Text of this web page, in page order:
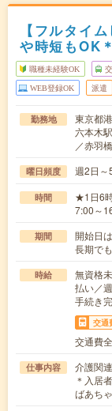
【フルタイ
や時短もOK
職種未経験OK
WEB登録OK 派遣
勤務地
東京都
六本木
／赤羽
曜日頻度 週2日
時間
★1日6
7:00～
期間
開始日
長期で
時給
無資格
払い／
手続き
交通
交通費
仕事内容
介護関連
＊入居
ばあち